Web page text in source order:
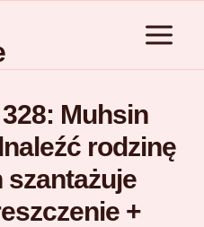
Muhsin
rodzinę
szantażuje
+